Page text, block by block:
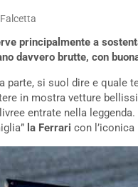
principalmente a
davvero brutte, con
parte, si suol dire e
in mostra vetture
entrate nella
la Ferrari con l’iconica